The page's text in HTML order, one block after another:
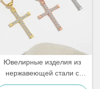
Ювелирные изделия из
нержавеющей стали с
позолотой 18 карат,